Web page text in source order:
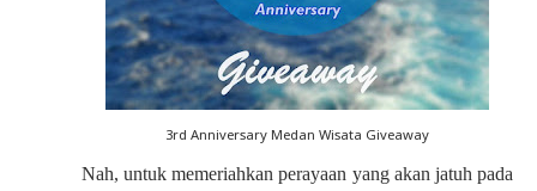
3rd Anniversary Medan Wisata Giveaway
Nah, untuk memeriahkan perayaan yang akan jatuh pada